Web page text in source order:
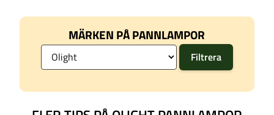
MÄRKEN PÅ PANNLAMPOR